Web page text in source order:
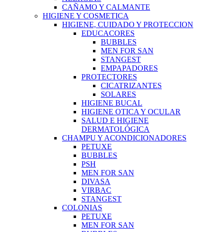
CAÑAMO Y CALMANTE
HIGIENE Y COSMETICA
HIGIENE, CUIDADO Y PROTECCION
EDUCACORES
BUBBLES
MEN FOR SAN
STANGEST
EMPAPADORES
PROTECTORES
CICATRIZANTES
SOLARES
HIGIENE BUCAL
HIGIENE OTICA Y OCULAR
SALUD E HIGIENE
DERMATOLÓGICA
CHAMPU Y ACONDICIONADORES
PETUXE
BUBBLES
PSH
MEN FOR SAN
DIVASA
VIRBAC
STANGEST
COLONIAS
PETUXE
MEN FOR SAN